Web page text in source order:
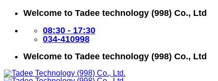
Skip
Welcome to Tadee technology (998) Co., Ltd
08:30 - 17:30
034-410998
Welcome to Tadee technology (998) Co., Ltd